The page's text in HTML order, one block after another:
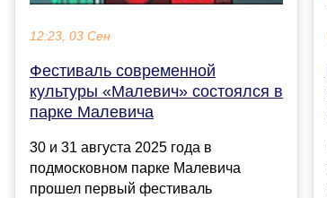
12:23, 03 Сен
Фестиваль современной
культуры «Малевич» состоялся в
парке Малевича
30 и 31 августа 2025 года в
подмосковном парке Малевича
прошел первый фестиваль